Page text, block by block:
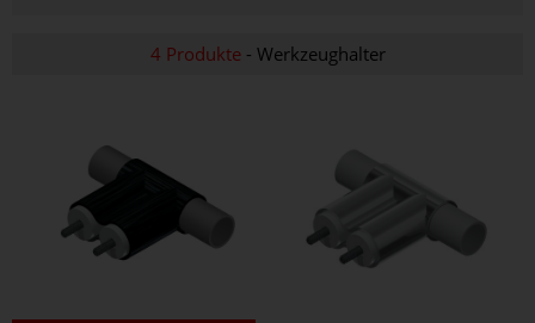
4 Produkte- Werkzeughalter